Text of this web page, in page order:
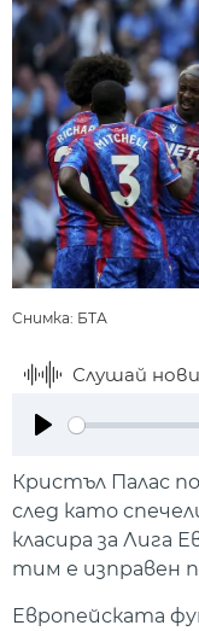
Снимка: БТА
Слушай
Кристъл Палас
след като
класира за Лига
тим е изправен
Европейската